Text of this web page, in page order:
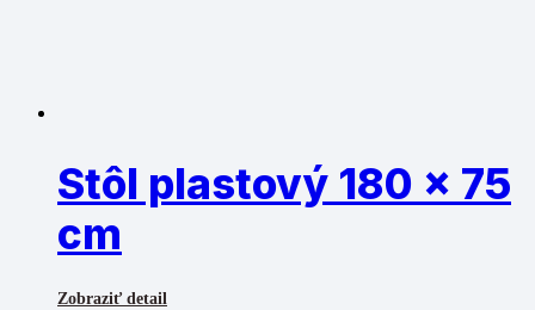
Stôl plastový 180 x 75
cm
Zobraziť detail